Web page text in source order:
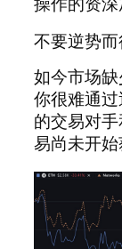
不要逆势
如今市场
你很难通
的交易对
易尚未开始